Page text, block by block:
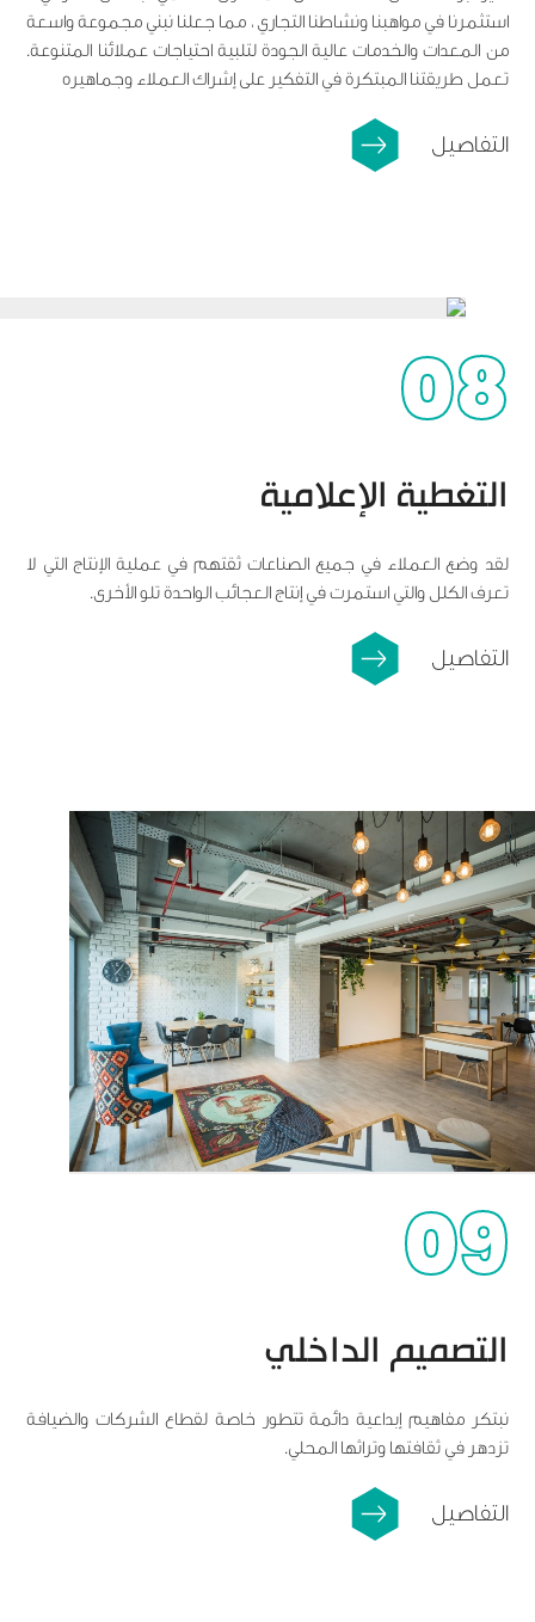
استثمرنا في مواهبنا ونشاطنا التجاري ، مما جعلنا نبني مجموعة واسعة
من المعدات والخدمات عالية الجودة لتلبية احتياجات عملائنا المتنوعة.
تعمل طريقتنا المبتكرة في التفكير على إشراك العملاء وجماهيره
التفاصيل
08
التغطية الإعلامية
لقد وضع العملاء في جميع الصناعات ثقتهم في عملية الإنتاج التي لا
تعرف الكلل والتي استمرت في إنتاج العجائب الواحدة تلو الأخرى.
التفاصيل
09
التصميم الداخلي
نبتكر مفاهيم إبداعية دائمة تتطور خاصة لقطاع الشركات والضيافة
تزدهر في ثقافتها وتراثها المحلي.
التفاصيل